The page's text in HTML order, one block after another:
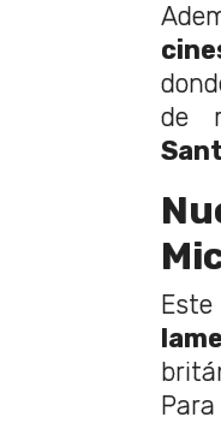
de